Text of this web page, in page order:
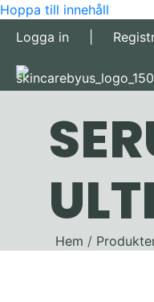
Hoppa till innehåll
Logga in
Hem /